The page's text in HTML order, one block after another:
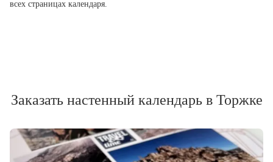
всех страницах календаря.
Заказать настенный календарь в Торжке